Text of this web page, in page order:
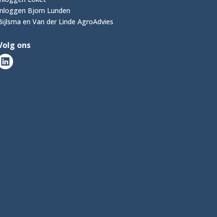
Bjorn Lunden
en Van der Linde AgroAdvies
ons